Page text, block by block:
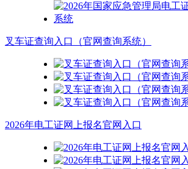
叉车证查询入口（官网查询系统）
2026年电工证网上报名官网入口